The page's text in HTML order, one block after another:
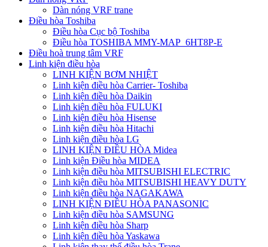
Dàn nóng VRF trane
Điều hòa Toshiba
Điều hòa Cục bộ Toshiba
Điều hòa TOSHIBA MMY-MAP_6HT8P-E
Điều hoà trung tâm VRF
Linh kiện điều hòa
LINH KIỆN BƠM NHIỆT
Linh kiện điều hòa Carrier- Toshiba
Linh kiện điều hòa Daikin
Linh kiện điều hòa FULUKI
Linh kiện điều hòa Hisense
Linh kiện điều hòa Hitachi
Linh kiện điều hòa LG
LINH KIỆN ĐIỀU HÒA Midea
Linh kiện Điều hòa MIDEA
Linh kiện điều hòa MITSUBISHI ELECTRIC
Linh kiện điều hòa MITSUBISHI HEAVY DUTY
Linh kiện điều hòa NAGAKAWA
LINH KIỆN ĐIỀU HÒA PANASONIC
Linh kiện điều hòa SAMSUNG
Linh kiện điều hòa Sharp
Linh kiện điều hòa Yaskawa